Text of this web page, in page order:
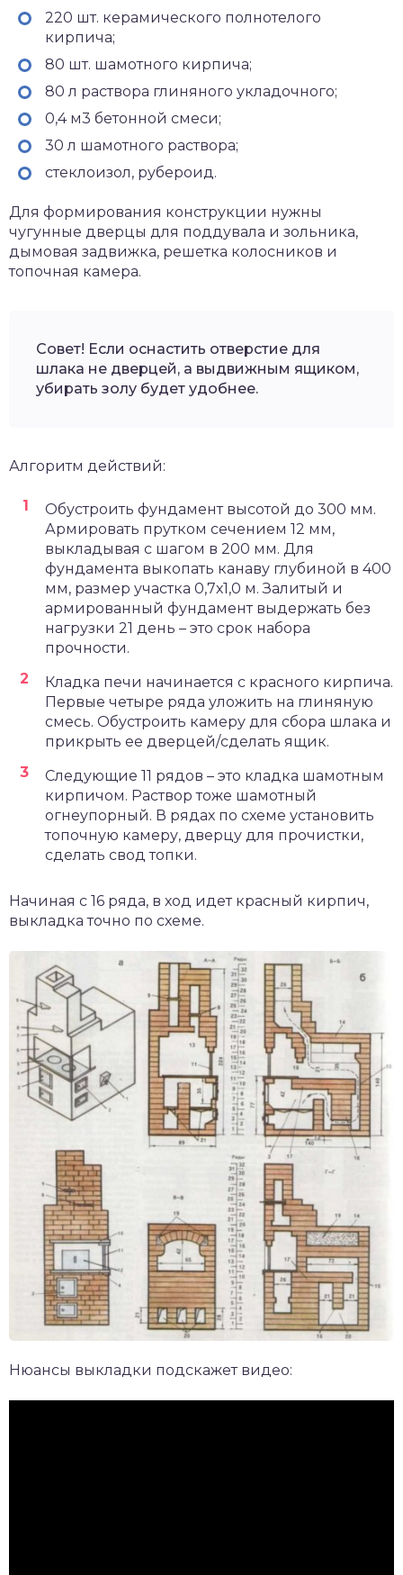
220 шт. керамического полнотелого
кирпича;
80 шт. шамотного кирпича;
80 л раствора глиняного укладочного;
0,4 м3 бетонной смеси;
30 л шамотного раствора;
стеклоизол, рубероид.
Для формирования конструкции нужны
чугунные дверцы для поддувала и зольника,
дымовая задвижка, решетка колосников и
топочная камера.
Совет! Если оснастить отверстие для
шлака не дверцей, а выдвижным ящиком,
убирать золу будет удобнее.
Алгоритм действий:
Обустроить фундамент высотой до 300 мм.
Армировать прутком сечением 12 мм,
выкладывая с шагом в 200 мм. Для
фундамента выкопать канаву глубиной в 400
мм, размер участка 0,7х1,0 м. Залитый и
армированный фундамент выдержать без
нагрузки 21 день – это срок набора
прочности.
Кладка печи начинается с красного кирпича.
Первые четыре ряда уложить на глиняную
смесь. Обустроить камеру для сбора шлака и
прикрыть ее дверцей/сделать ящик.
Следующие 11 рядов – это кладка шамотным
кирпичом. Раствор тоже шамотный
огнеупорный. В рядах по схеме установить
топочную камеру, дверцу для прочистки,
сделать свод топки.
Начиная с 16 ряда, в ход идет красный кирпич,
выкладка точно по схеме.
Нюансы выкладки подскажет видео: